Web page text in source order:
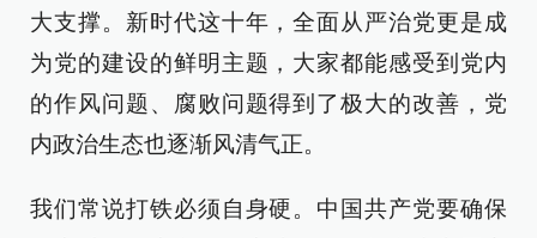
大支撑。新时代这十年，全面从严治党更是成
为党的建设的鲜明主题，大家都能感受到党内
的作风问题、腐败问题得到了极大的改善，党
内政治生态也逐渐风清气正。
我们常说打铁必须自身硬。中国共产党要确保